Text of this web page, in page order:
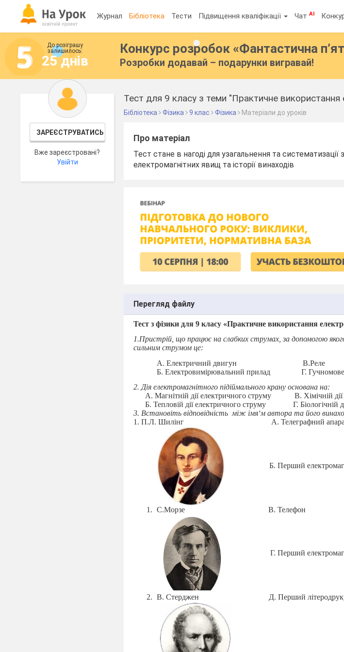
Журнал Бібліотека Тести Підвищення кваліфікації ЧатAI
До розіграшу
залишилось:
25 днів
Конкурс розробок «Фантастична
Розробки додавай – подарунки вигравай!
ЗАРЕЄСТРУВАТИСЬ
Вже зареєстровані?
Увійти
Тест для 9 класу з теми "Практичне використання
Бібліотека Фізика 9 клас Фізика Матеріали до уроків
Про матеріал
Тест стане в нагоді для узагальнення та
електромагнітних явищ та історії винаходів
Перегляд файлу
Тест з фізики для 9 класу «Практичне використання
1.Пристрій, що працює на слабких струмах, за допомогою
сильним струмом це:
А. Електричний двигун
В.Реле
Б. Електровимірювальний прилад
Г.
2. Дія електромагнітного підіймального крану основана на:
А. Магнітній дії електричного струму
В. Хімічній
Б. Тепловій дії електричного струму
Г. Біологічній
3. Встановіть відповідність між імя‘м автора та його
1. П.Л. Шилінг
А. Телеграфний
Б. Перший
С.Морзе В. Телефон
Г. Перший
В. Стерджен Д. Перший